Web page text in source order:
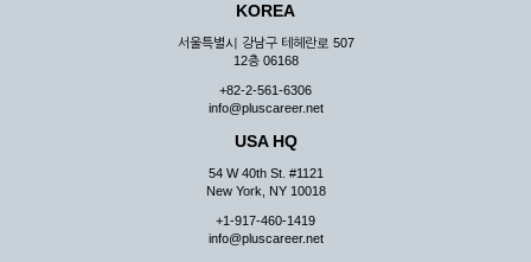
KOREA
서울특별시 강남구 테헤란로 507
12층 06168
+82-2-561-6306
info@pluscareer.net
USA HQ
54 W 40th St. #1121
New York, NY 10018
+1-917-460-1419
info@pluscareer.net